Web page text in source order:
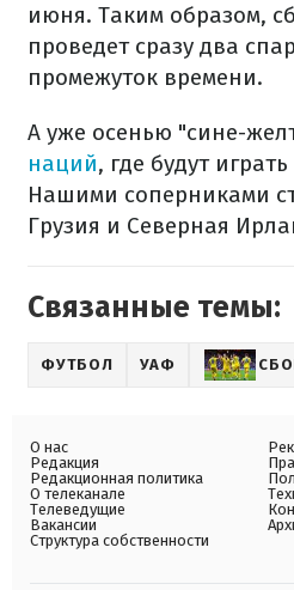
июня. Таким образом,
проведет сразу два
промежуток времени.
А уже осенью "сине-
наций, где будут
Нашими соперниками
Грузия и Северная
Связанные темы:
ФУТБОЛ УАФ
О нас
Редакция
Редакционная политика
О телеканале
Телеведущие
Вакансии
Структура собственности